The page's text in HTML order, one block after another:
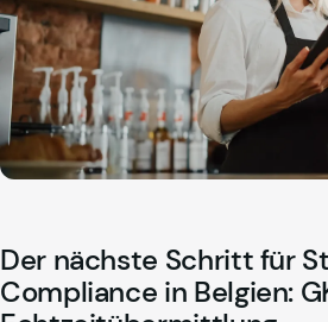
Der nächste Schritt für
Compliance in Belgien: